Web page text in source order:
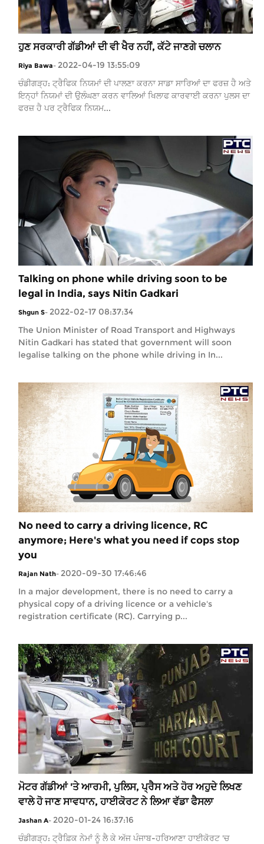
ਹੁਣ ਸਰਕਾਰੀ ਗੱਡੀਆਂ ਦੀ ਵੀ ਖੈਰ ਨਹੀਂ, ਕੱਟੇ ਜਾਣਗੇ ਚਲਾਨ
Riya Bawa- 2022-04-19 13:55:09
ਚੰਡੀਗੜ੍ਹ: ਟ੍ਰੈਫਿਕ ਨਿਯਮਾਂ ਦੀ ਪਾਲਣਾ ਕਰਨਾ ਸਾਡਾ ਸਾਰਿਆਂ ਦਾ ਫਰਜ਼ ਹੈ ਅਤੇ
ਇਨ੍ਹਾਂ ਨਿਯਮਾਂ ਦੀ ਉਲੰਘਣਾ ਕਰਨ ਵਾਲਿਆਂ ਖਿਲਾਫ ਕਾਰਵਾਈ ਕਰਨਾ ਪੁਲਸ ਦਾ
ਫਰਜ਼ ਹੈ ਪਰ ਟ੍ਰੈਫਿਕ ਨਿਯਮ...
Talking on phone while driving soon to be
legal in India, says Nitin Gadkari
Shgun S- 2022-02-17 08:37:34
The Union Minister of Road Transport and Highways
Nitin Gadkari has stated that government will soon
legalise talking on the phone while driving in In...
No need to carry a driving licence, RC
anymore; Here's what you need if cops stop
you
Rajan Nath- 2020-09-30 17:46:46
In a major development, there is no need to carry a
physical copy of a driving licence or a vehicle's
registration certificate (RC). Carrying p...
ਮੋਟਰ ਗੱਡੀਆਂ 'ਤੇ ਆਰਮੀ, ਪੁਲਿਸ, ਪ੍ਰੈਸ ਅਤੇ ਹੋਰ ਅਹੁਦੇ ਲਿਖਣ
ਵਾਲੇ ਹੋ ਜਾਣ ਸਾਵਧਾਨ, ਹਾਈਕੋਰਟ ਨੇ ਲਿਆ ਵੱਡਾ ਫੈਸਲਾ
Jashan A- 2020-01-24 16:37:16
ਚੰਡੀਗੜ੍ਹ: ਟ੍ਰੈਫ਼ਿਕ ਨੇਮਾਂ ਨੂੰ ਲੈ ਕੇ ਅੱਜ ਪੰਜਾਬ-ਹਰਿਆਣਾ ਹਾਈਕੋਰਟ 'ਚ